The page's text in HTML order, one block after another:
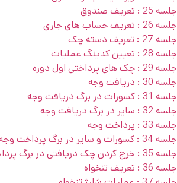
جلسه 25 : تعریف صندوق
جلسه 26 : تعریف حساب های جاری
جلسه 27 : تعریف دسته چک
جلسه 28 : تعیین کدینگ عملیات
جلسه 29 : چک های پرداختی اول دوره
جلسه 30 : دریافت وجه
جلسه 31 : کسورات در برگ دریافت وجه
جلسه 32 : سایر در برگ دریافت وجه
جلسه 33 : پرداخت وجه
جلسه 34 : کسورات و سایر در برگ پرداخت وجه
جلسه 35 : خرج کردن چک دریافتی در برگ پرداخت وجه
جلسه 36 : تعریف تنخواه